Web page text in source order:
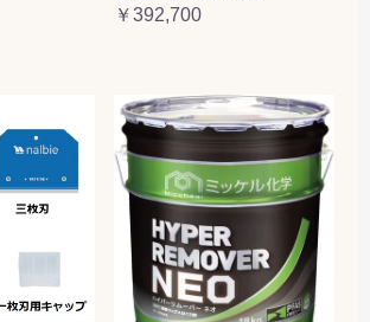
￥392,700